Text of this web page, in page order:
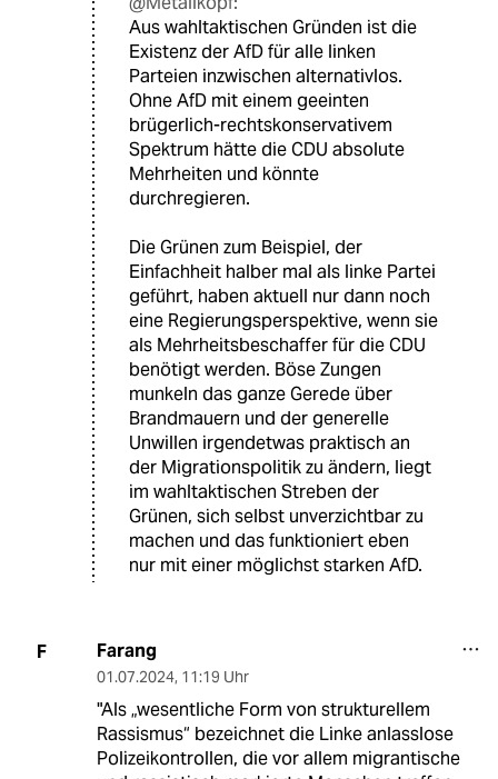
Aus wahltaktischen Gründen ist die
Existenz der AfD für alle linken
Parteien inzwischen alternativlos.
Ohne AfD mit einem geeinten
brügerlich-rechtskonservativem
Spektrum hätte die CDU absolute
Mehrheiten und könnte
durchregieren.
Die Grünen zum Beispiel, der
Einfachheit halber mal als linke Partei
geführt, haben aktuell nur dann noch
eine Regierungsperspektive, wenn sie
als Mehrheitsbeschaffer für die CDU
benötigt werden. Böse Zungen
munkeln das ganze Gerede über
Brandmauern und der generelle
Unwillen irgendetwas praktisch an
der Migrationspolitik zu ändern, liegt
im wahltaktischen Streben der
Grünen, sich selbst unverzichtbar zu
machen und das funktioniert eben
nur mit einer möglichst starken AfD.
F Farang
01.07.2024, 11:19 Uhr
"Als „wesentliche Form von strukturellem
Rassismus“ bezeichnet die Linke anlasslose
Polizeikontrollen, die vor allem migrantische